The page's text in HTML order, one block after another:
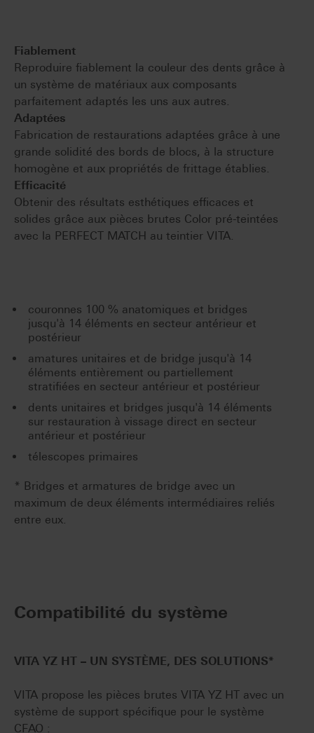
Fiablement
Reproduire fiablement la couleur des dents grâce à
un système de matériaux aux composants
parfaitement adaptés les uns aux autres.
Adaptées
Fabrication de restaurations adaptées grâce à une
grande solidité des bords de blocs, à la structure
homogène et aux propriétés de frittage établies.
Efficacité
Obtenir des résultats esthétiques efficaces et
solides grâce aux pièces brutes Color pré-teintées
avec la PERFECT MATCH au teintier VITA.
couronnes 100 % anatomiques et bridges
jusqu'à 14 éléments en secteur antérieur et
postérieur
amatures unitaires et de bridge jusqu'à 14
éléments entièrement ou partiellement
stratifiées en secteur antérieur et postérieur
dents unitaires et bridges jusqu'à 14 éléments
sur restauration à vissage direct en secteur
antérieur et postérieur
télescopes primaires
* Bridges et armatures de bridge avec un
maximum de deux éléments intermédiaires reliés
entre eux.
Compatibilité du système
VITA YZ HT – UN SYSTÈME, DES SOLUTIONS*
VITA propose les pièces brutes VITA YZ HT avec un
système de support spécifique pour le système
CFAO :